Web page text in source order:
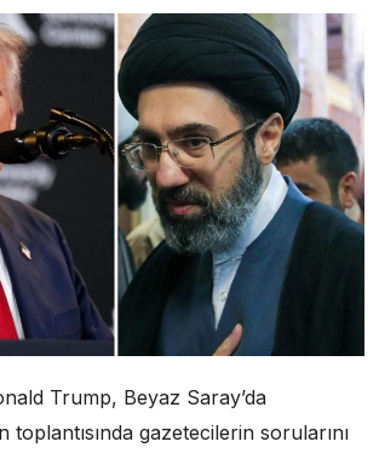
Trump, Beyaz Saray’da
toplantısında gazetecilerin sorularını